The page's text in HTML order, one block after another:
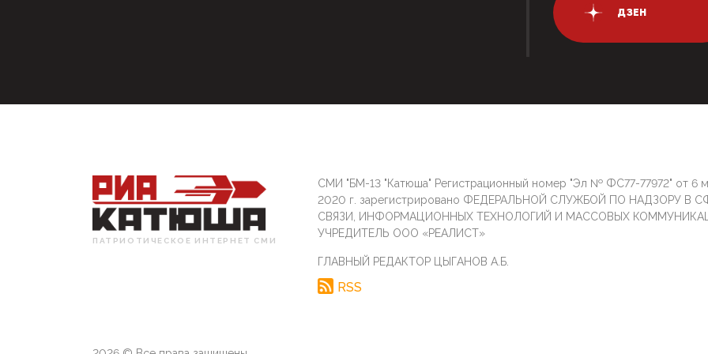
ДЗЕН
ПАТРИОТИЧЕСКОЕ ИНТЕРНЕТ СМИ
СМИ "БМ-13 "Катюша" Регистрационный номер "Эл № ФС77-77972" от 6
2020 г. зарегистрировано ФЕДЕРАЛЬНОЙ СЛУЖБОЙ ПО НАДЗОРУ В
СВЯЗИ, ИНФОРМАЦИОННЫХ ТЕХНОЛОГИЙ И МАССОВЫХ
УЧРЕДИТЕЛЬ ООО «РЕАЛИСТ»
ГЛАВНЫЙ РЕДАКТОР ЦЫГАНОВ А.Б.
RSS